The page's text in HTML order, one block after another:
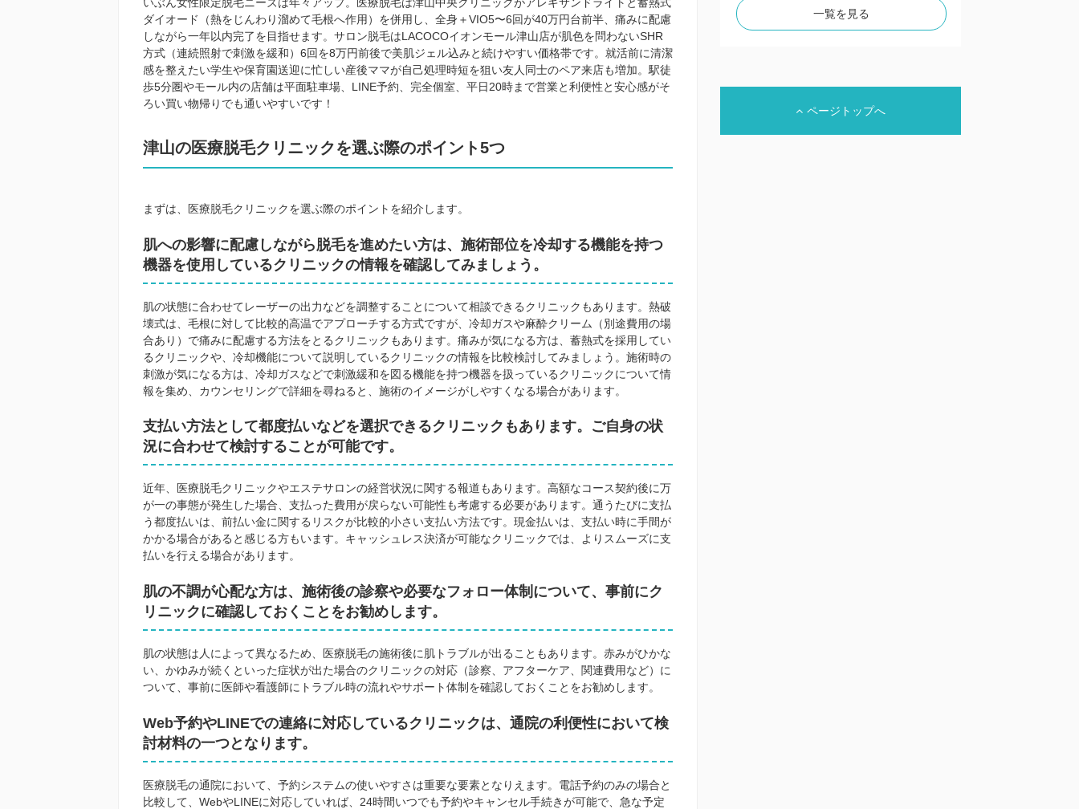
ダイオード（熱をじんわり溜めて毛根へ作用）を併用し、全身＋VIO5〜6回が40万円台前半、痛みに配慮
しながら一年以内完了を目指せます。サロン脱毛はLACOCOイオンモール津山店が肌色を問わないSHR
方式（連続照射で刺激を緩和）6回を8万円前後で美肌ジェル込みと続けやすい価格帯です。就活前に清潔
感を整えたい学生や保育園送迎に忙しい産後ママが自己処理時短を狙い友人同士のペア来店も増加。駅徒
歩5分圏やモール内の店舗は平面駐車場、LINE予約、完全個室、平日20時まで営業と利便性と安心感がそ
ろい買い物帰りでも通いやすいです！
津山の医療脱毛クリニックを選ぶ際のポイント5つ
まずは、医療脱毛クリニックを選ぶ際のポイントを紹介します。
肌への影響に配慮しながら脱毛を進めたい方は、施術部位を冷却する機能を持つ
機器を使用しているクリニックの情報を確認してみましょう。
肌の状態に合わせてレーザーの出力などを調整することについて相談できるクリニックもあります。熱破
壊式は、毛根に対して比較的高温でアプローチする方式ですが、冷却ガスや麻酔クリーム（別途費用の場
合あり）で痛みに配慮する方法をとるクリニックもあります。痛みが気になる方は、蓄熱式を採用してい
るクリニックや、冷却機能について説明しているクリニックの情報を比較検討してみましょう。施術時の
刺激が気になる方は、冷却ガスなどで刺激緩和を図る機能を持つ機器を扱っているクリニックについて情
報を集め、カウンセリングで詳細を尋ねると、施術のイメージがしやすくなる場合があります。
支払い方法として都度払いなどを選択できるクリニックもあります。ご自身の状
況に合わせて検討することが可能です。
近年、医療脱毛クリニックやエステサロンの経営状況に関する報道もあります。高額なコース契約後に万
が一の事態が発生した場合、支払った費用が戻らない可能性も考慮する必要があります。通うたびに支払
う都度払いは、前払い金に関するリスクが比較的小さい支払い方法です。現金払いは、支払い時に手間が
かかる場合があると感じる方もいます。キャッシュレス決済が可能なクリニックでは、よりスムーズに支
払いを行える場合があります。
肌の不調が心配な方は、施術後の診察や必要なフォロー体制について、事前にク
リニックに確認しておくことをお勧めします。
肌の状態は人によって異なるため、医療脱毛の施術後に肌トラブルが出ることもあります。赤みがひかな
い、かゆみが続くといった症状が出た場合のクリニックの対応（診察、アフターケア、関連費用など）に
ついて、事前に医師や看護師にトラブル時の流れやサポート体制を確認しておくことをお勧めします。
Web予約やLINEでの連絡に対応しているクリニックは、通院の利便性において検
討材料の一つとなります。
医療脱毛の通院において、予約システムの使いやすさは重要な要素となりえます。電話予約のみの場合と
比較して、WebやLINEに対応していれば、24時間いつでも予約やキャンセル手続きが可能で、急な予定
一覧を見る
ページトップへ